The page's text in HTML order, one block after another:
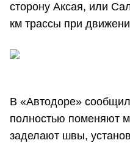
сторону Аксая, или
км трассы при
В «Автодоре»
полностью поменяют
заделают швы,